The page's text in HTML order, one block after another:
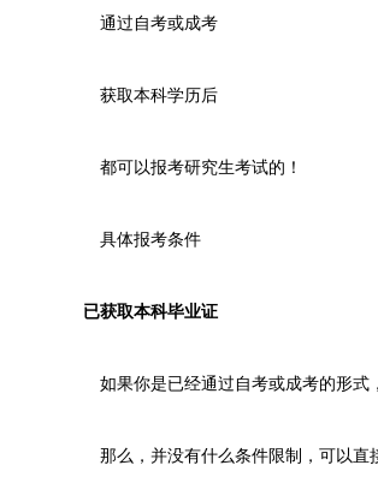
通过自考或成考
获取本科学历后
都可以报考研究生考试的！
具体报考条件
已获取本科毕业证
如果你是已经通过自考或成考的形式
那么，并没有什么条件限制，可以直